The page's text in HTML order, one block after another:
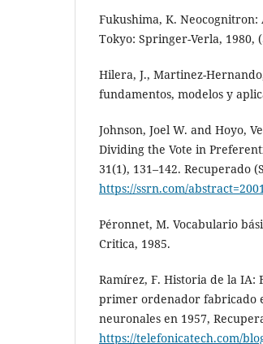
Fukushima, K.
Tokyo: Springer-Verla, 1980,
Hilera, J., Martinez-
fundamentos, modelos y
Johnson, Joel W. and Hoyo,
Dividing the Vote in
31(1), 131–142. Recuperado
https://ssrn.com/
Péronnet, M. Vocabulario
Critica, 1985.
Ramírez, F. Historia de la
primer ordenador fabricado
neuronales en 1957,
https://telefonicatech.com/